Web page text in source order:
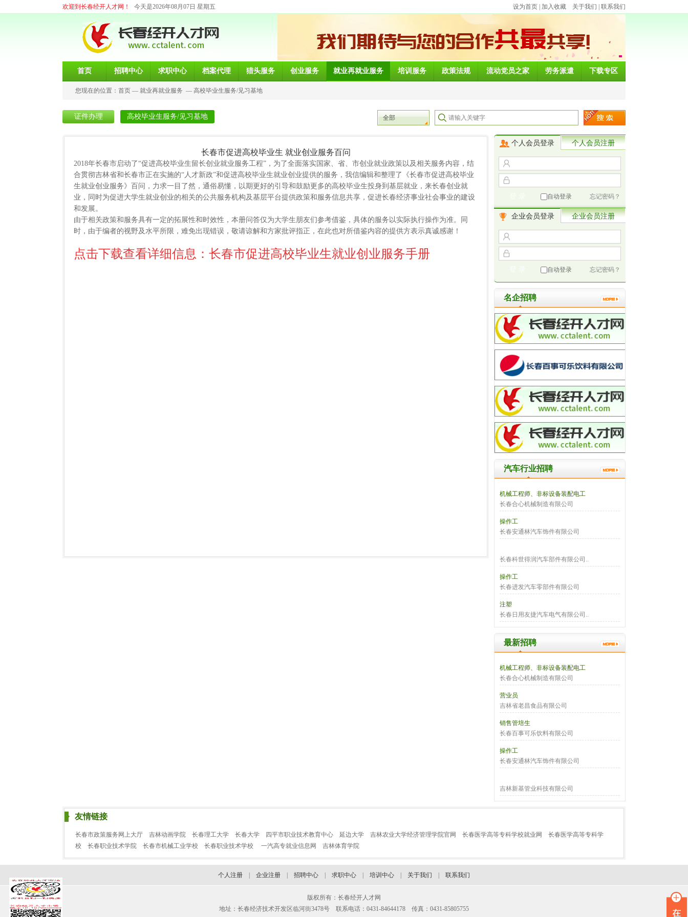
欢迎到长春经开人才网！ 今天是2026年08月07日 星期五 设为首页 加入收藏 关于我们 联系我们
首页 招聘中心 求职中心 档案代理 猎头服务 创业服务 就业再就业服务 培训服务 政策法规 流动党员之家 劳务派遣 下载专区
您现在的位置： 首页 — 就业再就业服务 — 高校毕业生服务/见习基地
证件办理 高校毕业生服务/见习基地 全部
长春市促进高校毕业生 就业创业服务百问
2018年长春市启动了“促进高校毕业生留长创业就业服务工程”，为了全面落实国家、省、市创业就业政策以及相关服务内容，结
合贯彻吉林省和长春市正在实施的“人才新政”和促进高校毕业生就业创业提供的服务，我信编辑和整理了《长春市促进高校毕业
生就业创业服务》百问，力求一目了然，通俗易懂，以期更好的引导和鼓励更多的高校毕业生投身到基层就业，来长春创业就
业，同时为促进大学生就业创业的相关的公共服务机构及基层平台提供政策和服务信息共享，促进长春经济事业社会事业的建设
和发展。
由于相关政策和服务具有一定的拓展性和时效性，本册问答仅为大学生朋友们参考借鉴，具体的服务以实际执行操作为准。同
时，由于编者的视野及水平所限，难免出现错误，敬请谅解和方家批评指正，在此也对所借鉴内容的提供方表示真诚感谢！
点击下载查看详细信息：长春市促进高校毕业生就业创业服务手册
个人会员登录 个人会员注册
自动登录 忘记密码？
企业会员登录 企业会员注册
自动登录 忘记密码？
名企招聘
汽车行业招聘
机械工程师、非标设备装配电工
长春合心机械制造有限公司
操作工
长春安通林汽车饰件有限公司
长春科世得润汽车部件有限公司..
操作工
长春进发汽车零部件有限公司
注塑
长春日用友捷汽车电气有限公司..
最新招聘
机械工程师、非标设备装配电工
长春合心机械制造有限公司
营业员
吉林省老昌食品有限公司
销售管培生
长春百事可乐饮料有限公司
操作工
长春安通林汽车饰件有限公司
吉林新基管业科技有限公司
友情链接
长春市政策服务网上大厅 吉林动画学院 长春理工大学 长春大学 四平市职业技术教育中心 延边大学 吉林农业大学经济管理学院官网 长春医学高等专科学校就业网
长春医学高等专科学
校
长春职业技术学院 长春市机械工业学校 长春职业技术学校 一汽高专就业信息网 吉林体育学院
个人注册 企业注册 招聘中心 求职中心 培训中心 关于我们 联系我们
版权所有：长春经开人才网
地址：长春经济技术开发区临河街3478号 联系电话：0431-84644178 传真：0431-85805755